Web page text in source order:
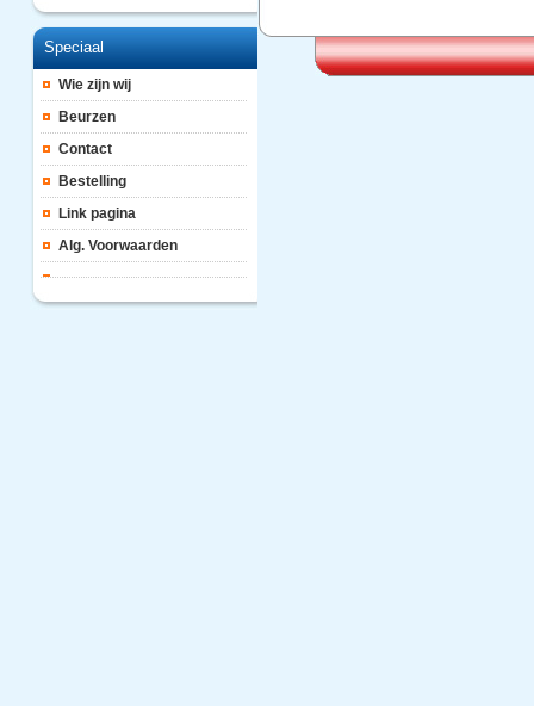
Speciaal
Wie zijn wij
Beurzen
Contact
Bestelling
Link pagina
Alg. Voorwaarden